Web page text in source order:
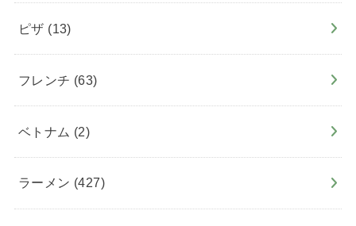
ピザ (13)
フレンチ (63)
ベトナム (2)
ラーメン (427)